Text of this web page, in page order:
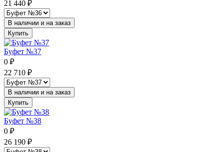
21 440 ₽
В наличии и на заказ
Купить
Буфет №37
0 ₽
22 710 ₽
В наличии и на заказ
Купить
Буфет №38
0 ₽
26 190 ₽